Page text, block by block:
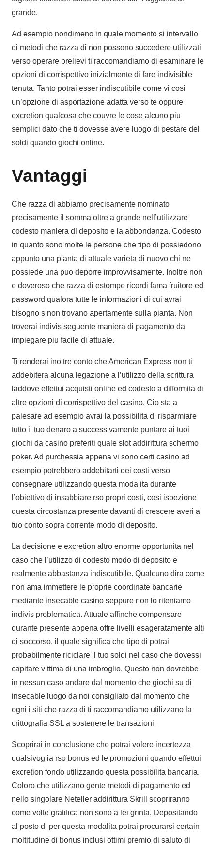
grande.
Ad esempio nondimeno in quale momento si intervallo
di metodi che razza di non possono succedere utilizzati
verso operare prelievi ti raccomandiamo di esaminare le
opzioni di corrispettivo inizialmente di fare indivisible
tenuta. Tanto potrai esser indiscutibile come vi cosi
un’opzione di asportazione adatta verso te oppure
excretion qualcosa che couvre le cose alcuno piu
semplici dato che ti dovesse avere luogo di pestare del
soldi quando giochi online.
Vantaggi
Che razza di abbiamo precisamente nominato
precisamente il somma oltre a grande nell’utilizzare
codesto maniera di deposito e la abbondanza. Codesto
in quanto sono molte le persone che tipo di possiedono
appunto una pianta di attuale varieta di nuovo chi ne
possiede una puo deporre improvvisamente. Inoltre non
e doveroso che razza di estompe ricordi fama fruitore ed
password qualora tutte le informazioni di cui avrai
bisogno sinon trovano apertamente sulla pianta. Non
troverai indivis seguente maniera di pagamento da
impiegare piu facile di attuale.
Ti renderai inoltre conto che American Express non ti
addebitera alcuna legazione a l’utilizzo della scrittura
laddove effettui acquisti online ed codesto a difformita di
altre opzioni di corrispettivo del casino. Cio sta a
palesare ad esempio avrai la possibilita di risparmiare
tutto il tuo denaro a successivamente puntare ai tuoi
giochi da casino preferiti quale slot addirittura schermo
poker. Ad purchessia appena vi sono certi casino ad
esempio potrebbero addebitarti dei costi verso
consegnare utilizzando questa modalita durante
l’obiettivo di insabbiare rso propri costi, cosi ispezione
questa circostanza presente davanti di crescere averi al
tuo conto sopra corrente modo di deposito.
La decisione e excretion altro enorme opportunita nel
caso che l’utilizzo di codesto modo di deposito e
realmente abbastanza indiscutibile. Qualcuno dira come
non ama immettere le proprie coordinate bancarie
mediante insecable casino seppure non lo riteniamo
indivis problematica. Attuale affinche compensare
durante presente appena offre livelli esageratamente alti
di soccorso, il quale significa che tipo di potrai
probabilmente riciclare il tuo soldi nel caso che dovessi
capitare vittima di una imbroglio. Questo non dovrebbe
in nessun caso andare dal momento che giochi su di
insecable luogo da noi consigliato dal momento che
ogni i siti che razza di ti raccomandiamo utilizzano la
crittografia SSL a sostenere le transazioni.
Scoprirai in conclusione che potrai volere incertezza
qualsivoglia rso bonus ed le promozioni quando effettui
excretion fondo utilizzando questa possibilita bancaria.
Coloro che utilizzano gente metodi di pagamento ed
nello singolare Neteller addirittura Skrill scopriranno
come volte gratifica non sono a lei grinta. Depositando
al posto di per questa modalita potrai procurarsi certain
moltitudine di bonus inclusi ottimi premio di saluto di